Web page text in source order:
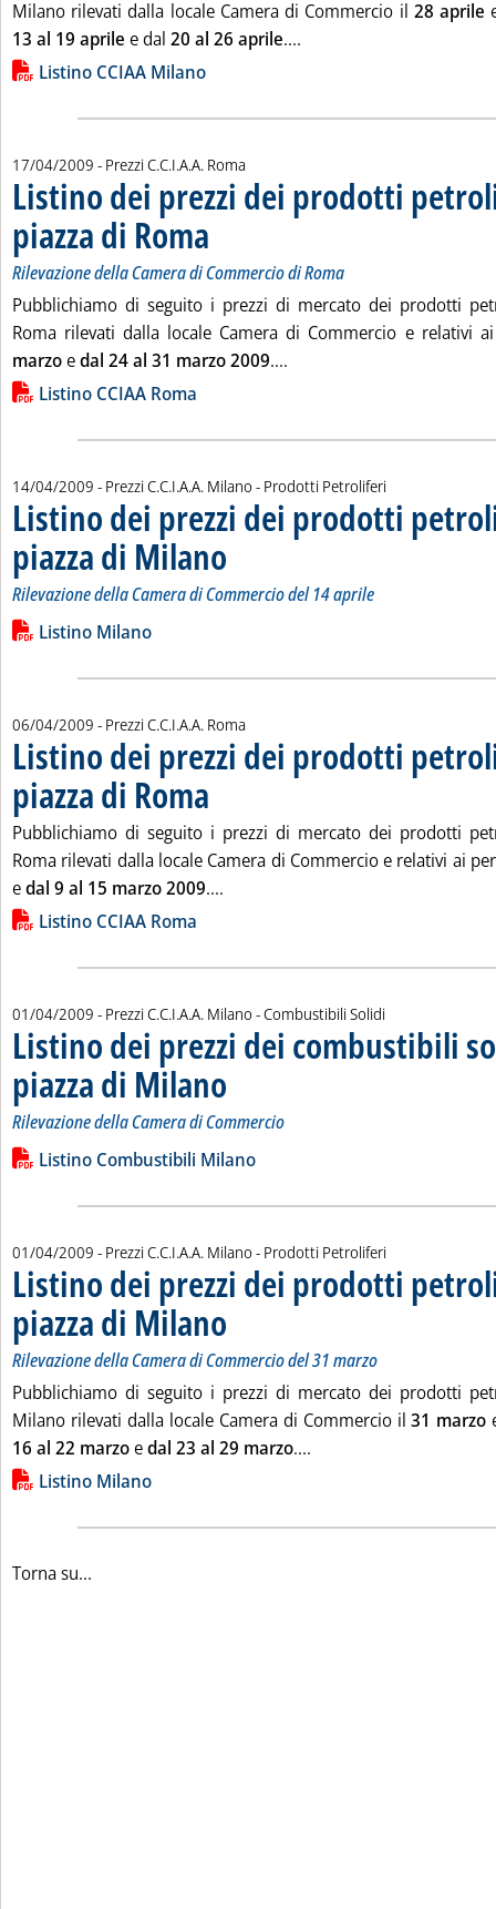
Milano rilevati dalla locale Camera di Commercio il 28 aprile
13 al 19 aprile e dal 20 al 26 aprile....
Lista allegati PDF alla notizia
Listino CCIAA Milano
17/04/2009 - Prezzi C.C.I.A.A. Roma
Listino dei prezzi dei prodotti
piazza di Roma . Sottotitolo: Rilevazione della Camera di Commercio
. Pubblicata venerdì 17 aprile 2009 alle 10.21.
Rilevazione della Camera di Commercio di Roma
Pubblichiamo di seguito i prezzi di mercato dei prodotti
Roma rilevati dalla locale Camera di Commercio e relativi
marzoedal 24 al 31 marzo 2009....
Lista allegati PDF alla notizia
Listino CCIAA Roma
14/04/2009 - Prezzi C.C.I.A.A. Milano - Prodotti Petroliferi
Listino dei prezzi dei prodotti
piazza di Milano . Sottotitolo: Rilevazione della Camera di
. Pubblicata martedì 14 aprile 2009 alle 16.17.
Rilevazione della Camera di Commercio del 14 aprile
Leggi tutta la notizia: 'Listino dei prezzi dei prodotti
Lista allegati PDF alla notizia
Listino Milano
06/04/2009 - Prezzi C.C.I.A.A. Roma
Listino dei prezzi dei prodotti
piazza di Roma . Pubblicata lunedì 06 aprile 2009 alle 12.26.
Pubblichiamo di seguito i prezzi di mercato dei prodotti
Roma rilevati dalla locale Camera di Commercio e relativi ai
edal 9 al 15 marzo 2009....
Lista allegati PDF alla notizia
Listino CCIAA Roma
01/04/2009 - Prezzi C.C.I.A.A. Milano - Combustibili Solidi
Listino dei prezzi dei combustibili
piazza di Milano
Rilevazione della Camera di Commercio
Leggi tutta la notizia: 'Listino dei prezzi dei combustibili
Lista allegati PDF alla notizia
Listino Combustibili Milano
01/04/2009 - Prezzi C.C.I.A.A. Milano - Prodotti Petroliferi
Listino dei prezzi dei prodotti
piazza di Milano . Sottotitolo: Rilevazione della Camera di
. Pubblicata mercoledì 01 aprile 2009 alle 15.32.
Rilevazione della Camera di Commercio del 31 marzo
Pubblichiamo di seguito i prezzi di mercato dei prodotti
Milano rilevati dalla locale Camera di Commercio il31 marzo
16 al 22 marzoedal 23 al 29 marzo....
Lista allegati PDF alla notizia
Listino Milano
Torna su...